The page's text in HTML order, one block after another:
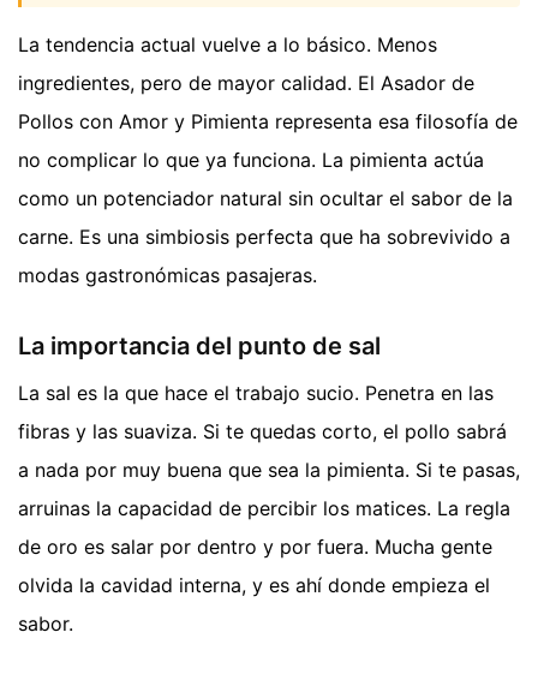
La tendencia actual vuelve a lo básico. Menos
ingredientes, pero de mayor calidad. El Asador de
Pollos con Amor y Pimienta representa esa filosofía de
no complicar lo que ya funciona. La pimienta actúa
como un potenciador natural sin ocultar el sabor de la
carne. Es una simbiosis perfecta que ha sobrevivido a
modas gastronómicas pasajeras.
La importancia del punto de sal
La sal es la que hace el trabajo sucio. Penetra en las
fibras y las suaviza. Si te quedas corto, el pollo sabrá
a nada por muy buena que sea la pimienta. Si te pasas,
arruinas la capacidad de percibir los matices. La regla
de oro es salar por dentro y por fuera. Mucha gente
olvida la cavidad interna, y es ahí donde empieza el
sabor.